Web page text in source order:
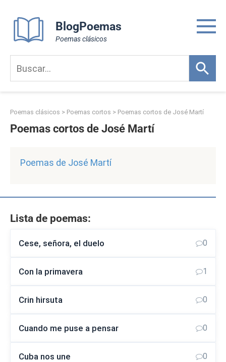
content
BlogPoemas
Poemas clásicos
Poemas clásicos > Poemas cortos > Poemas cortos de José Martí
Poemas cortos de José Martí
Poemas de José Martí
Lista de poemas:
Cese, señora, el duelo 0
Con la primavera 1
Crin hirsuta 0
Cuando me puse a pensar 0
Cuba nos une 0